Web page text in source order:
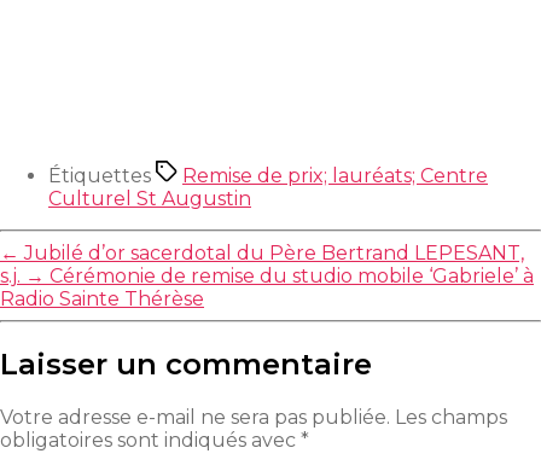
Étiquettes
Remise de prix; lauréats; Centre
Culturel St Augustin
← Jubilé d’or sacerdotal du Père Bertrand LEPESANT,
s.j. → Cérémonie de remise du studio mobile ‘Gabriele’ à
Radio Sainte Thérèse
Laisser un commentaire
Votre adresse e-mail ne sera pas publiée. Les champs
obligatoires sont indiqués avec *